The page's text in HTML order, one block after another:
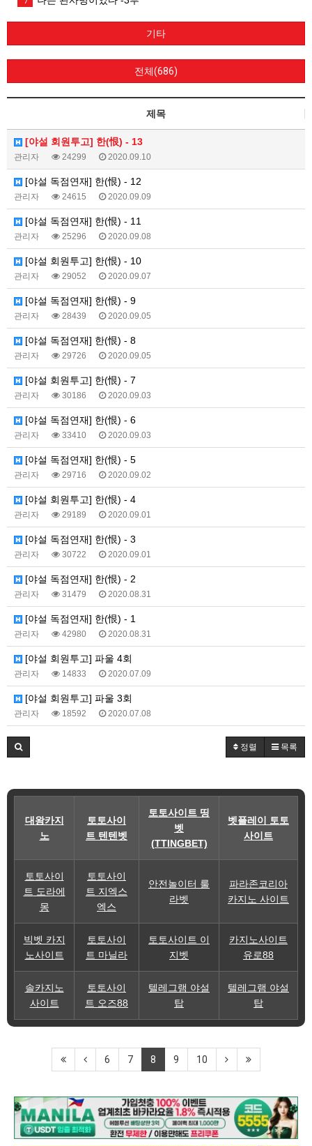
기타
전체(686)
제목
[야설 회원투고] 한(恨) - 13
관리자 24299 2020.09.10
[야설 독점연재] 한(恨) - 12
관리자 24615 2020.09.09
[야설 독점연재] 한(恨) - 11
관리자 25296 2020.09.08
[야설 회원투고] 한(恨) - 10
관리자 29052 2020.09.07
[야설 독점연재] 한(恨) - 9
관리자 28439 2020.09.05
[야설 독점연재] 한(恨) - 8
관리자 29726 2020.09.05
[야설 회원투고] 한(恨) - 7
관리자 30186 2020.09.03
[야설 독점연재] 한(恨) - 6
관리자 33410 2020.09.03
[야설 독점연재] 한(恨) - 5
관리자 29716 2020.09.02
[야설 회원투고] 한(恨) - 4
관리자 29189 2020.09.01
[야설 독점연재] 한(恨) - 3
관리자 30722 2020.09.01
[야설 독점연재] 한(恨) - 2
관리자 31479 2020.08.31
[야설 독점연재] 한(恨) - 1
관리자 42980 2020.08.31
[야설 회원투고] 파울 4회
관리자 14833 2020.07.09
[야설 회원투고] 파울 3회
관리자 18592 2020.07.08
정렬 목록
대왕카지
노
토토사이
트 텐텐벳
토토사이트 띵
벳
(TTINGBET)
벳플레이 토토
사이트
토토사이
트 도라에
몽
토토사이
트 지엑스
엑스
안전놀이터 룰
라벳
파라존코리아
카지노 사이트
빅벳 카지
노사이트
토토사이
트 마닐라
토토사이트 이
지벳
카지노사이트
유로88
솔카지노
사이트
토토사이
트 오즈88
텔레그램 야설
탑
텔레그램 야설
탑
6 7 8 9 10